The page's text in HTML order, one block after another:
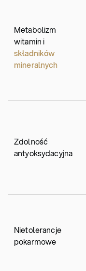
Metabolizm
witamin i
składników
mineralnych
Zdolność
antyoksydacyjna
Nietolerancje
pokarmowe